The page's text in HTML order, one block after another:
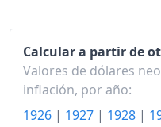
1975
Calcular a partir de
Valores de dólares
inflación, por año:
1926 | 1927 | 1928 |